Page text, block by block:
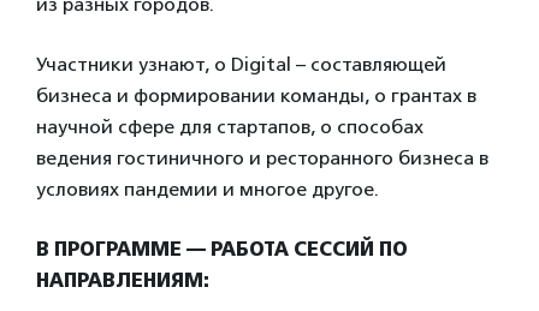
Участники узнают, о Digital – составляющей
бизнеса и формировании команды, о грантах в
научной сфере для стартапов, о способах
ведения гостиничного и ресторанного бизнеса в
условиях пандемии и многое другое.
В ПРОГРАММЕ — РАБОТА СЕССИЙ ПО
НАПРАВЛЕНИЯМ: